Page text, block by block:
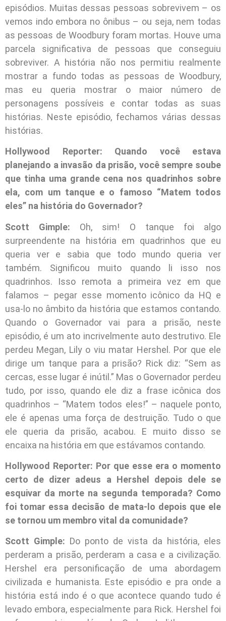
episódios. Muitas dessas pessoas sobrevivem – os
vemos indo embora no ônibus – ou seja, nem todas
as pessoas de Woodbury foram mortas. Houve uma
parcela significativa de pessoas que conseguiu
sobreviver. A história não nos permitiu realmente
mostrar a fundo todas as pessoas de Woodbury,
mas eu queria mostrar o maior número de
personagens possíveis e contar todas as suas
histórias. Neste episódio, fechamos várias dessas
histórias.
Hollywood Reporter: Quando você estava
planejando a invasão da prisão, você sempre soube
que tinha uma grande cena nos quadrinhos sobre
ela, com um tanque e o famoso “Matem todos
eles” na história do Governador?
Scott Gimple: Oh, sim! O tanque foi algo
surpreendente na história em quadrinhos que eu
queria ver e sabia que todo mundo queria ver
também. Significou muito quando li isso nos
quadrinhos. Isso remota a primeira vez em que
falamos – pegar esse momento icônico da HQ e
usa-lo no âmbito da história que estamos contando.
Quando o Governador vai para a prisão, neste
episódio, é um ato incrivelmente auto destrutivo. Ele
perdeu Megan, Lily o viu matar Hershel. Por que ele
dirige um tanque para a prisão? Rick diz: “Sem as
cercas, esse lugar é inútil.” Mas o Governador perdeu
tudo, por isso, quando ele diz a frase icônica dos
quadrinhos – “Matem todos eles!” – naquele ponto,
ele é apenas uma força de destruição. Tudo o que
ele queria da prisão, acabou. E muito disso se
encaixa na história em que estávamos contando.
Hollywood Reporter: Por que esse era o momento
certo de dizer adeus a Hershel depois dele se
esquivar da morte na segunda temporada? Como
foi tomar essa decisão de mata-lo depois que ele
se tornou um membro vital da comunidade?
Scott Gimple: Do ponto de vista da história, eles
perderam a prisão, perderam a casa e a civilização.
Hershel era personificação de uma abordagem
civilizada e humanista. Este episódio e pra onde a
história está indo é o que acontece quando tudo é
levado embora, especialmente para Rick. Hershel foi